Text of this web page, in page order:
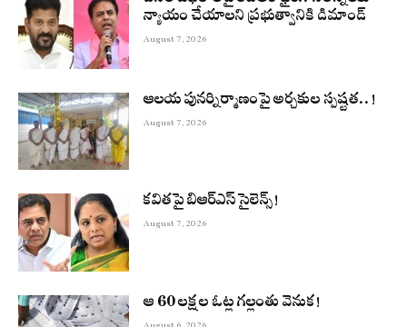
న్యాయం చేయాలని ప్రభుత్వానికి డిమాండ్
August 7, 2026
ఆలయ పునర్నిర్మాణంపై అర్చకుల స్పష్టత..!
August 7, 2026
కవితపై బిఆర్ఎస్ సైలెన్స్!
August 7, 2026
ఆ 60 లక్షల ఓట్ల గల్లంతు వెనుక!